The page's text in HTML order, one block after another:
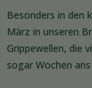
Besonders in den
März in unseren
Grippewellen, die
sogar Wochen